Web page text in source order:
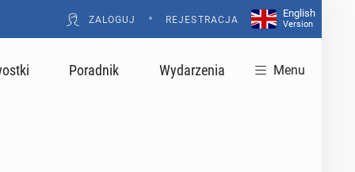
ZALOGUJ • REJESTRACJA
English
Version
Poradnik Wydarzenia Menu